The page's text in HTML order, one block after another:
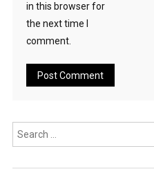
in this browser for
the next time I
comment.